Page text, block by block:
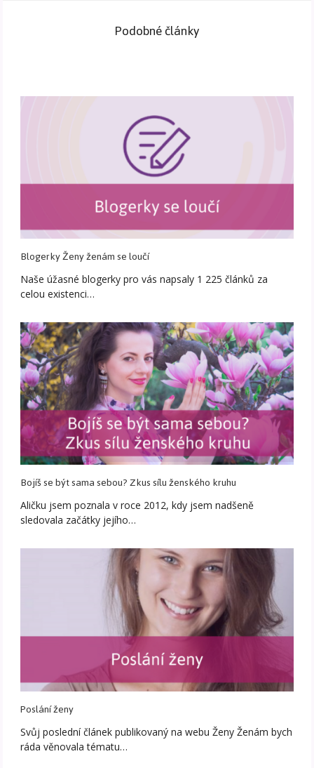
Podobné články
Blogerky Ženy ženám se loučí
Naše úžasné blogerky pro vás napsaly 1 225 článků za
celou existenci…
Bojíš se být sama sebou? Zkus sílu ženského kruhu
Aličku jsem poznala v roce 2012, kdy jsem nadšeně
sledovala začátky jejího…
Poslání ženy
Svůj poslední článek publikovaný na webu Ženy Ženám bych
ráda věnovala tématu…